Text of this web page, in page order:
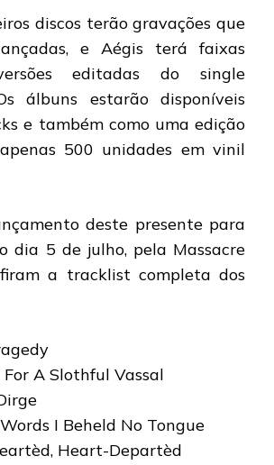
discos terão gravações que
e Aégis terá faixas
editadas do single
álbuns estarão disponíveis
e também como uma edição
500 unidades em vinil
deste presente para
dia 5 de julho, pela Massacre
a tracklist completa dos
A Slothful Vassal
I Beheld No Tongue
Heart-Departèd